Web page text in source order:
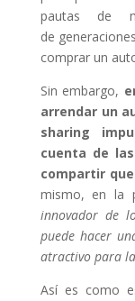
pautas de
de
comprar un
Sin embargo,
arrendar un
sharing
cuenta de
compartir
mismo, en la
innovador de
puede hacer
atractivo para
Así es como